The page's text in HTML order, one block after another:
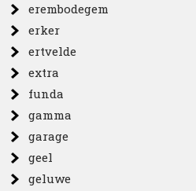
erembodegem
erker
ertvelde
extra
funda
gamma
garage
geel
geluwe